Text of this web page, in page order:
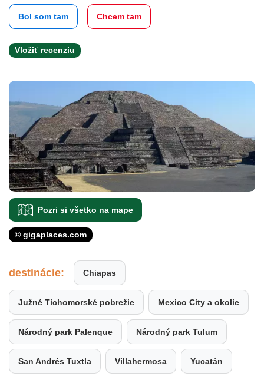
Bol som tam Chcem tam
Vložiť recenziu
Pozri si všetko na mape
© gigaplaces.com
destinácie: Chiapas
Južné Tichomorské pobrežie Mexico City a okolie
Národný park Palenque Národný park Tulum
San Andrés Tuxtla Villahermosa Yucatán